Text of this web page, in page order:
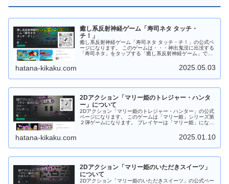
癒し系反射神経ゲーム「寿司ネタ タッチ・
チ！」
癒し系反射神経ゲーム「寿司ネタ タッチ・チ！」の公式ペ
ージになります。 このゲームは・・・神出鬼没に出没する
「寿司ネタ」をタップする「癒し系反射神経ゲーム」で
１種。「寿司ネタ」以外のタップはミスになります。 ミス
しないよう「寿司ネタ」のみをタップしてタップポイント
級。ステージ毎に様々なミッションがあります。 お寿司屋
ゲで出かけよう！！ Android版の場合は「Google Play ス
トア」からダウンロードしてから遊ぶことができます。
Web版の場合はダウンロードなしでＰＣのブラウザで遊ぶ
ことができます。 もちろんフリーソフトです。応援、よろ
しくお願いします。
hatana-kikaku.com 2025.05.03
2Dアクション「マリー姫のトレジャー・ハンタ
ー」について
2Dアクション「マリー姫のトレジャー・ハンター」の公式
ページになります。 このゲームは「マリー姫」シリーズ第
２弾ゲームになります。 プレイヤーは「マリー姫」になっ
する アクションゲームです。 ステージ上には モンスター
が出没してます。捕まらないよう「バナナ」や「爆弾」を
ードしてから遊べます。 もちろんフリーソフトです。応
hatana-kikaku.com 2025.01.10
2Dアクション「マリー姫のいただきスイーツ」
について
2Dアクション「マリー姫のいただきスイーツ」の公式ペー